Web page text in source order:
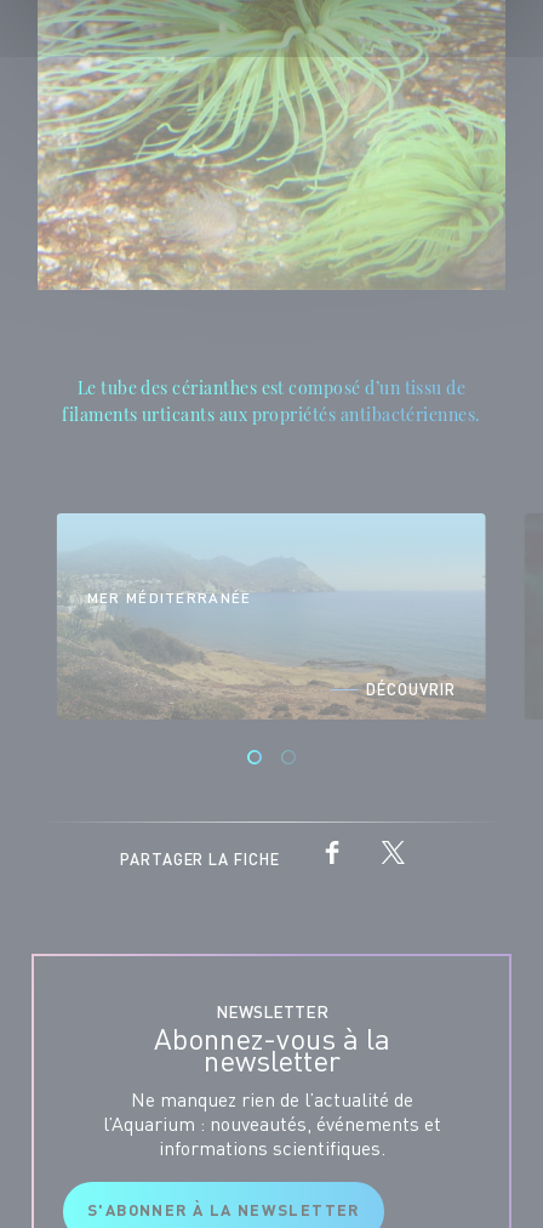
Le tube des cérianthes est composé d’un tissu de
filaments urticants aux propriétés antibactériennes.
MER MÉDITERRANÉE
DÉCOUVRIR
PARTAGER LA FICHE
NEWSLETTER
Abonnez-vous à la
newsletter
Ne manquez rien de l’actualité de
l’Aquarium : nouveautés, événements et
informations scientifiques.
S'ABONNER À LA NEWSLETTER